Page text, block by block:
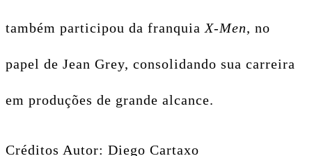
também participou da franquia X-Men, no
papel de Jean Grey, consolidando sua carreira
em produções de grande alcance.
Créditos Autor: Diego Cartaxo